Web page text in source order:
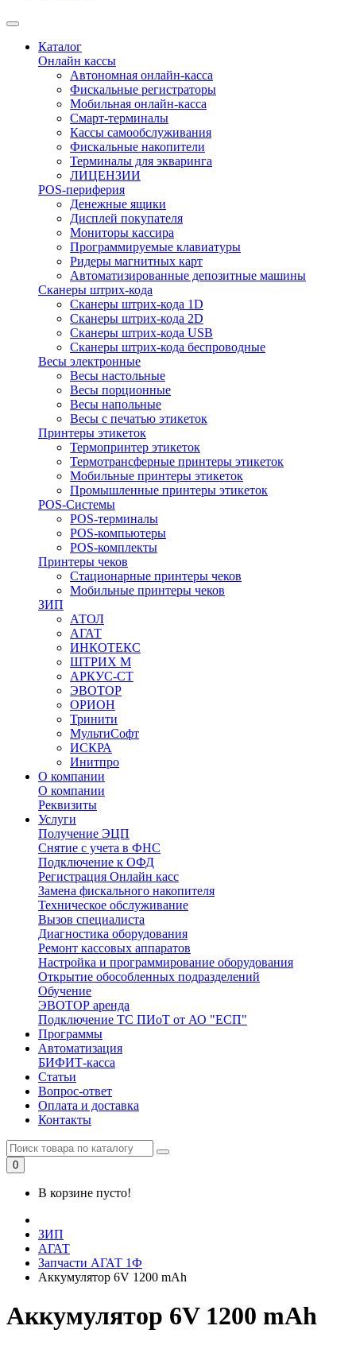
Каталог
Онлайн кассы
Автономная онлайн-касса
Фискальные регистраторы
Мобильная онлайн-касса
Смарт-терминалы
Кассы самообслуживания
Фискальные накопители
Терминалы для экваринга
ЛИЦЕНЗИИ
POS-периферия
Денежные ящики
Дисплей покупателя
Мониторы кассира
Программируемые клавиатуры
Ридеры магнитных карт
Автоматизированные депозитные машины
Сканеры штрих-кода
Сканеры штрих-кода 1D
Сканеры штрих-кода 2D
Сканеры штрих-кода USB
Сканеры штрих-кода беспроводные
Весы электронные
Весы настольные
Весы порционные
Весы напольные
Весы с печатью этикеток
Принтеры этикеток
Термопринтер этикеток
Термотрансферные принтеры этикеток
Мобильные принтеры этикеток
Промышленные принтеры этикеток
POS-Системы
POS-терминалы
POS-компьютеры
POS-комплекты
Принтеры чеков
Стационарные принтеры чеков
Мобильные принтеры чеков
ЗИП
АТОЛ
АГАТ
ИНКОТЕКС
ШТРИХ М
АРКУС-СТ
ЭВОТОР
ОРИОН
Тринити
МультиСофт
ИСКРА
Инитпро
О компании
О компании
Реквизиты
Услуги
Получение ЭЦП
Снятие с учета в ФНС
Подключение к ОФД
Регистрация Онлайн касс
Замена фискального накопителя
Техническое обслуживание
Вызов специалиста
Диагностика оборудования
Ремонт кассовых аппаратов
Настройка и программирование оборудования
Открытие обособленных подразделений
Обучение
ЭВОТОР аренда
Подключение ТС ПИоТ от АО "ЕСП"
Программы
Автоматизация
БИФИТ-касса
Статьи
Вопрос-ответ
Оплата и доставка
Контакты
0
В корзине пусто!
ЗИП
АГАТ
Запчасти АГАТ 1Ф
Аккумулятор 6V 1200 mAh
Аккумулятор 6V 1200 mAh